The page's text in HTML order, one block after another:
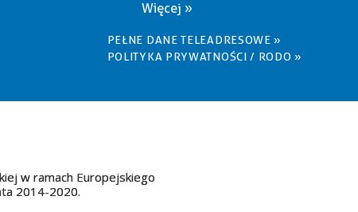
Więcej »
PEŁNE DANE TELEADRESOWE »
POLITYKA PRYWATNOŚCI / RODO »
w ramach Europejskiego
2014-2020.